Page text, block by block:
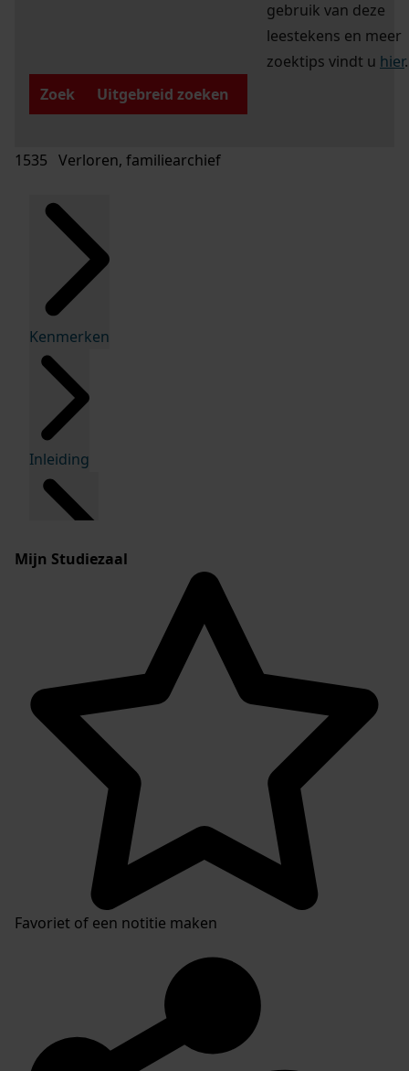
gebruik van deze
leestekens en meer
zoektips vindt u hier.
Zoek
Uitgebreid zoeken
1535 Verloren, familiearchief
Kenmerken
Inleiding
Mijn Studiezaal
Favoriet of een notitie maken